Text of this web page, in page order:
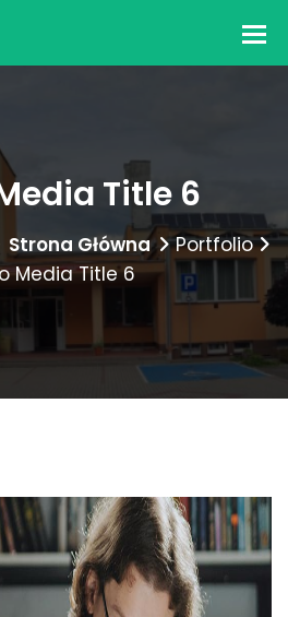
Title 6
Strona Główna
Portfolio
Media Title 6